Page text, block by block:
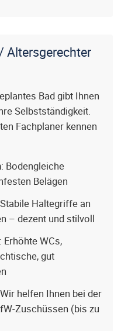
Altersgerechter
Bad gibt Ihnen
Selbstständigkeit.
Fachplaner kennen
: Bodengleiche
Belägen
Haltegriffe an
– dezent und stilvoll
: Erhöhte WCs,
gut
helfen Ihnen bei der
Zuschüssen (bis zu